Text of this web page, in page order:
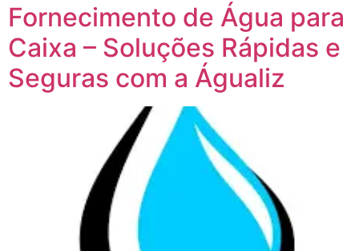
Fornecimento de Água para
Caixa – Soluções Rápidas e
Seguras com a Águaliz